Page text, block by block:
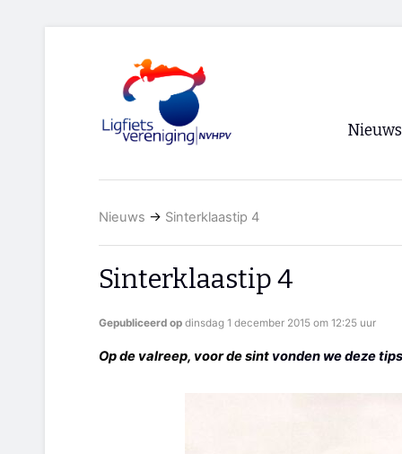
Nieuws
Nieuws → Sinterklaastip 4
Sinterklaastip 4
Gepubliceerd op dinsdag 1 december 2015 om 12:25 uur
Op de valreep, voor de sint vonden we deze tips